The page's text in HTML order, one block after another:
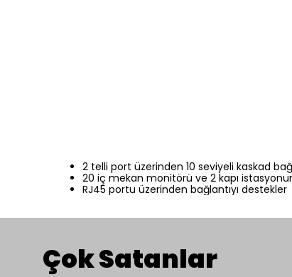
2 telli port üzerinden 10 seviyeli kaskad
20 iç mekan monitörü ve 2 kapı
RJ45 portu üzerinden bağlantıyı destekler
Çok Satanlar